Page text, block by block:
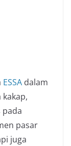
ESSA dalam
pasar
juga